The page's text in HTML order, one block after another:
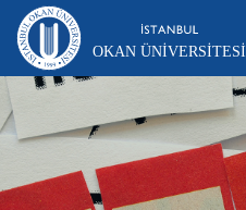
OKAN ÜNIVERSITESI